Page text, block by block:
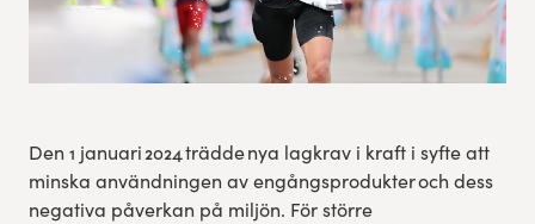
Den 1 januari 2024 trädde nya lagkrav i kraft i syfte att
minska användningen av engångsprodukter och dess
negativa påverkan på miljön. För större
Funktionär/Volontär